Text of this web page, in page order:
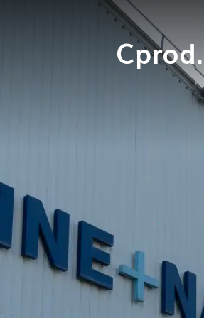
Cprod.